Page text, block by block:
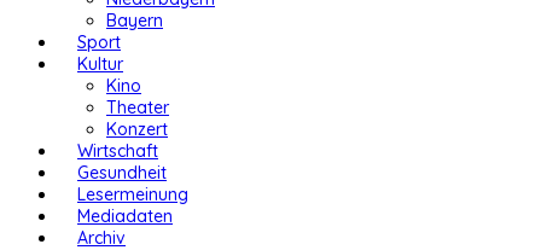
Bayern
Sport
Kultur
Kino
Theater
Konzert
Wirtschaft
Gesundheit
Lesermeinung
Mediadaten
Archiv